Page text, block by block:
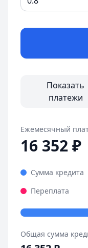
Показать
платежи
Ежемесячный
16 352₽
Сумма кредита
Переплата
Общая сумма